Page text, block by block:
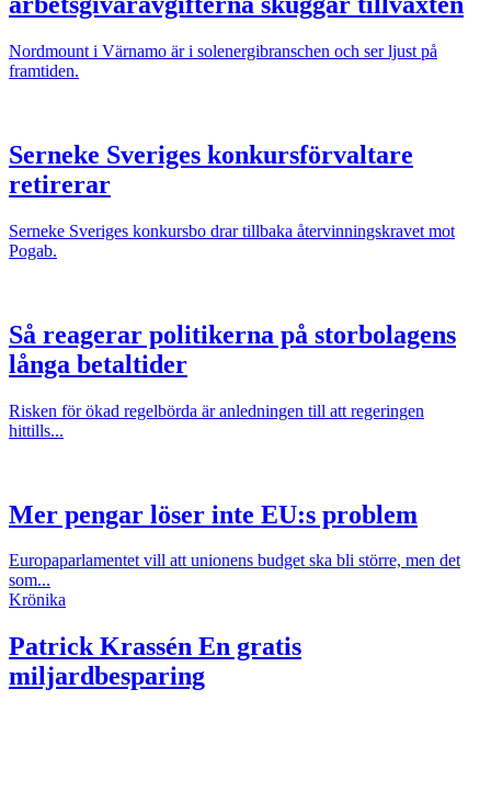
Nordmount i Värnamo är i solenergibranschen och ser ljust på
framtiden.
Serneke Sveriges konkursförvaltare
retirerar
Serneke Sveriges konkursbo drar tillbaka återvinningskravet mot
Pogab.
Så reagerar politikerna på storbolagens
långa betaltider
Risken för ökad regelbörda är anledningen till att regeringen
hittills...
Mer pengar löser inte EU:s problem
Europaparlamentet vill att unionens budget ska bli större, men det
som...
Krönika
Patrick Krassén En gratis
miljardbesparing